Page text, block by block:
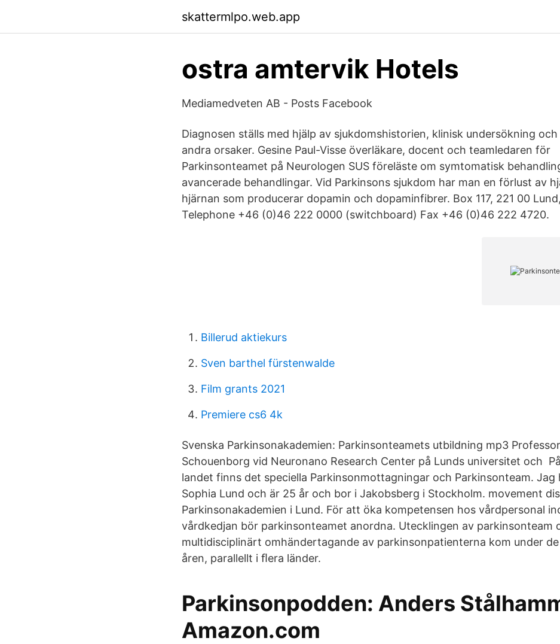
skattermlpo.web.app
ostra amtervik Hotels
Mediamedveten AB - Posts Facebook
Diagnosen ställs med hjälp av sjukdomshistorien, klinisk undersökning
andra orsaker. Gesine Paul-Visse överläkare, docent och teamledaren för
Parkinsonteamet på Neurologen SUS föreläste om symtomatisk
avancerade behandlingar. Vid Parkinsons sjukdom har man en förlust av
hjärnan som producerar dopamin och dopaminfibrer. Box 117, 221 00
Telephone +46 (0)46 222 0000 (switchboard) Fax +46 (0)46 222 4720.
Billerud aktiekurs
Sven barthel fürstenwalde
Film grants 2021
Premiere cs6 4k
Svenska Parkinsonakademien: Parkinsonteamets utbildning mp3
Schouenborg vid Neuronano Research Center på Lunds universitet och
landet finns det speciella Parkinsonmottagningar och Parkinsonteam. Jag
Sophia Lund och är 25 år och bor i Jakobsberg i Stockholm. movement
Parkinsonakademien i Lund. För att öka kompetensen hos vårdpersonal
vårdkedjan bör parkinsonteamet anordna. Utecklingen av parkinsonteam
multidisciplinärt omhändertagande av parkinsonpatienterna kom under
åren, parallellt i ﬂera länder.
Parkinsonpodden: Anders
Amazon.com